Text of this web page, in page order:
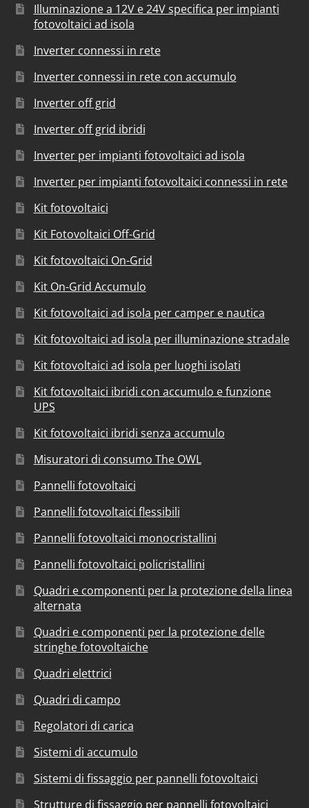
Illuminazione a 12V e 24V specifica per impianti
fotovoltaici ad isola
Inverter connessi in rete
Inverter connessi in rete con accumulo
Inverter off grid
Inverter off grid ibridi
Inverter per impianti fotovoltaici ad isola
Inverter per impianti fotovoltaici connessi in rete
Kit fotovoltaici
Kit Fotovoltaici Off-Grid
Kit fotovoltaici On-Grid
Kit On-Grid Accumulo
Kit fotovoltaici ad isola per camper e nautica
Kit fotovoltaici ad isola per illuminazione stradale
Kit fotovoltaici ad isola per luoghi isolati
Kit fotovoltaici ibridi con accumulo e funzione
UPS
Kit fotovoltaici ibridi senza accumulo
Misuratori di consumo The OWL
Pannelli fotovoltaici
Pannelli fotovoltaici flessibili
Pannelli fotovoltaici monocristallini
Pannelli fotovoltaici policristallini
Quadri e componenti per la protezione della linea
alternata
Quadri e componenti per la protezione delle
stringhe fotovoltaiche
Quadri elettrici
Quadri di campo
Regolatori di carica
Sistemi di accumulo
Sistemi di fissaggio per pannelli fotovoltaici
Strutture di fissaggio per pannelli fotovoltaici